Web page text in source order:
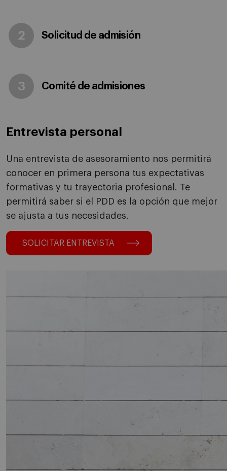
2 Solicitud de admisión
3 Comité de admisiones
Entrevista personal
Una entrevista de asesoramiento nos permitirá
conocer en primera persona tus expectativas
formativas y tu trayectoria profesional. Te
permitirá saber si el PDD es la opción que mejor
se ajusta a tus necesidades.
SOLICITAR ENTREVISTA